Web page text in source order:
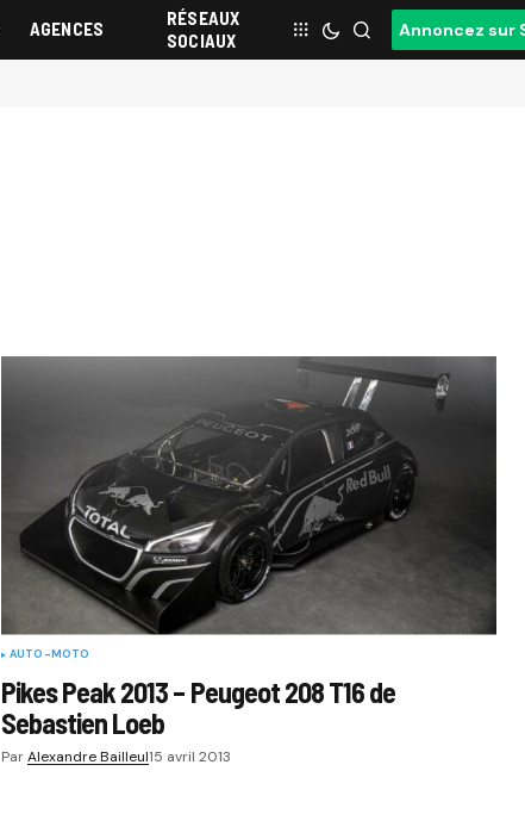
AGENCES
RÉSEAUX
SOCIAUX
Annoncez sur
AUTO-MOTO
Pikes Peak 2013 – Peugeot 208 T16 de
Sebastien Loeb
ParAlexandre Bailleul15 avril 2013